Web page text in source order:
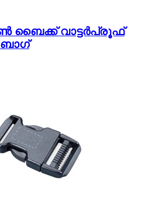
വാട്ടർപ്രൂഫ്
ബാഗ്